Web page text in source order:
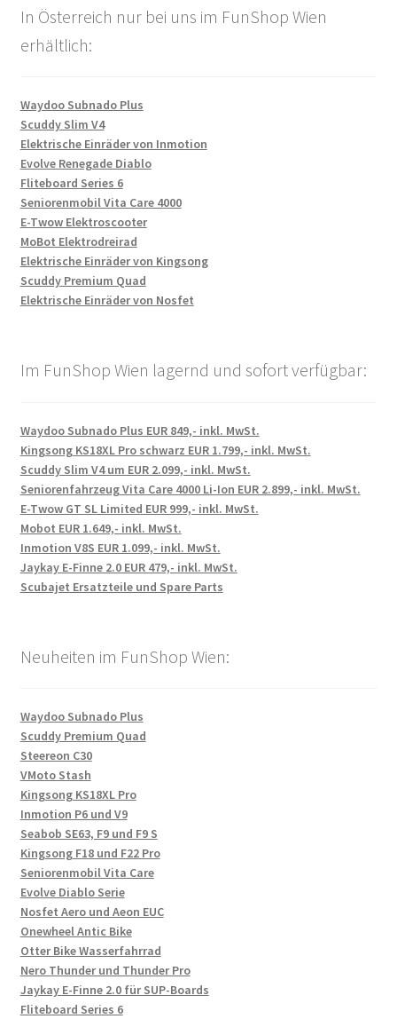
In Österreich nur bei uns im FunShop Wien
erhältlich:
Waydoo Subnado Plus
Scuddy Slim V4
Elektrische Einräder von Inmotion
Evolve Renegade Diablo
Fliteboard Series 6
Seniorenmobil Vita Care 4000
E-Twow Elektroscooter
MoBot Elektrodreirad
Elektrische Einräder von Kingsong
Scuddy Premium Quad
Elektrische Einräder von Nosfet
Im FunShop Wien lagernd und sofort verfügbar:
Waydoo Subnado Plus EUR 849,- inkl. MwSt.
Kingsong KS18XL Pro schwarz EUR 1.799,- inkl. MwSt.
Scuddy Slim V4 um EUR 2.099,- inkl. MwSt.
Seniorenfahrzeug Vita Care 4000 Li-Ion EUR 2.899,- inkl. MwSt.
E-Twow GT SL Limited EUR 999,- inkl. MwSt.
Mobot EUR 1.649,- inkl. MwSt.
Inmotion V8S EUR 1.099,- inkl. MwSt.
Jaykay E-Finne 2.0 EUR 479,- inkl. MwSt.
Scubajet Ersatzteile und Spare Parts
Neuheiten im FunShop Wien:
Waydoo Subnado Plus
Scuddy Premium Quad
Steereon C30
VMoto Stash
Kingsong KS18XL Pro
Inmotion P6 und V9
Seabob SE63, F9 und F9 S
Kingsong F18 und F22 Pro
Seniorenmobil Vita Care
Evolve Diablo Serie
Nosfet Aero und Aeon EUC
Onewheel Antic Bike
Otter Bike Wasserfahrrad
Nero Thunder und Thunder Pro
Jaykay E-Finne 2.0 für SUP-Boards
Fliteboard Series 6